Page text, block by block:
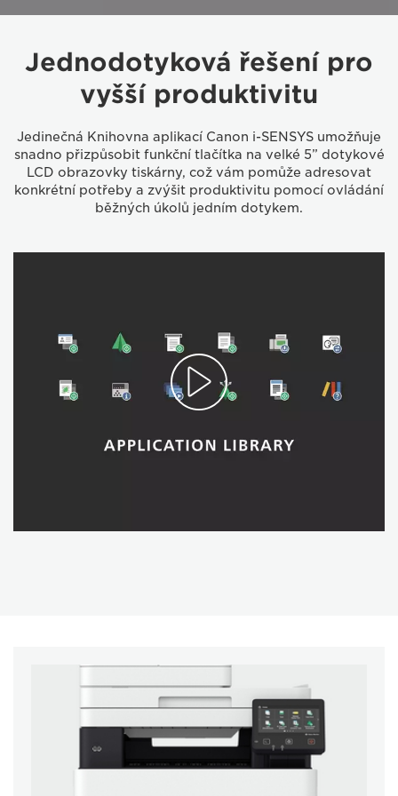
Jednodotyková řešení pro
vyšší produktivitu
Jedinečná Knihovna aplikací Canon i-SENSYS umožňuje
snadno přizpůsobit funkční tlačítka na velké 5” dotykové
LCD obrazovky tiskárny, což vám pomůže adresovat
konkrétní potřeby a zvýšit produktivitu pomocí ovládání
běžných úkolů jedním dotykem.